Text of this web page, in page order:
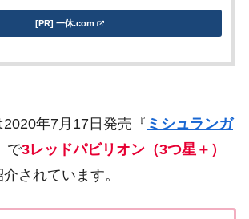
[PR] 一休.com
2020年7月17日発売『 ミシュランガ
で3レッドパビリオン（3つ星＋）
されています。